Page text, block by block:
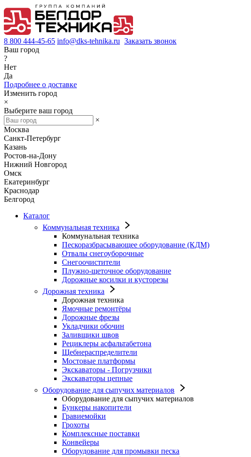
8 800 444-45-65 info@dks-tehnika.ru Заказать звонок
Ваш город
?
Нет
Да
Подробнее о доставке
Изменить город
×
Выберите ваш город
×
Москва
Санкт-Петербург
Казань
Ростов-на-Дону
Нижний Новгород
Омск
Екатеринбург
Краснодар
Белгород
Каталог
Коммунальная техника
Коммунальная техника
Пескоразбрасывающее оборудование (КДМ)
Отвалы снегоуборочные
Снегоочистители
Плужно-щеточное оборудование
Дорожные косилки и кусторезы
Дорожная техника
Дорожная техника
Ямочные ремонтёры
Дорожные фрезы
Укладчики обочин
Заливщики швов
Рециклеры асфальтабетона
Щебнераспределители
Мостовые платформы
Экскаваторы - Погрузчики
Экскаваторы цепные
Оборудование для сыпучих материалов
Оборудование для сыпучих материалов
Бункеры накопители
Гравиемойки
Грохоты
Комплексные поставки
Конвейеры
Оборудование для промывки песка